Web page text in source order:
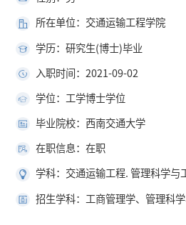
所在单位：交通运输工程学院
学历：研究生(博士)毕业
入职时间：2021-09-02
学位：工学博士学位
毕业院校：西南交通大学
在职信息：在职
学科：交通运输工程. 管理科学与
招生学科：工商管理学、管理科